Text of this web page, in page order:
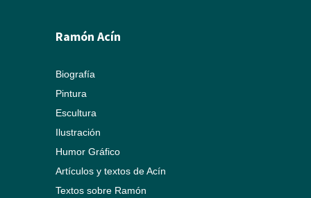
Ramón Acín
Biografía
Pintura
Escultura
Ilustración
Humor Gráfico
Artículos y textos de Acín
Textos sobre Ramón